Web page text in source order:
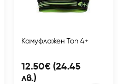
Камуфлажен Топ 4+
12.50€ (24.45
лв.)